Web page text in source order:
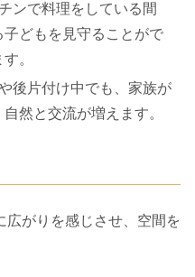
ンで料理をしている間
どもを見守ることがで
。
後片付け中でも、家族が
然と交流が増えます。
広がりを感じさせ、空間を